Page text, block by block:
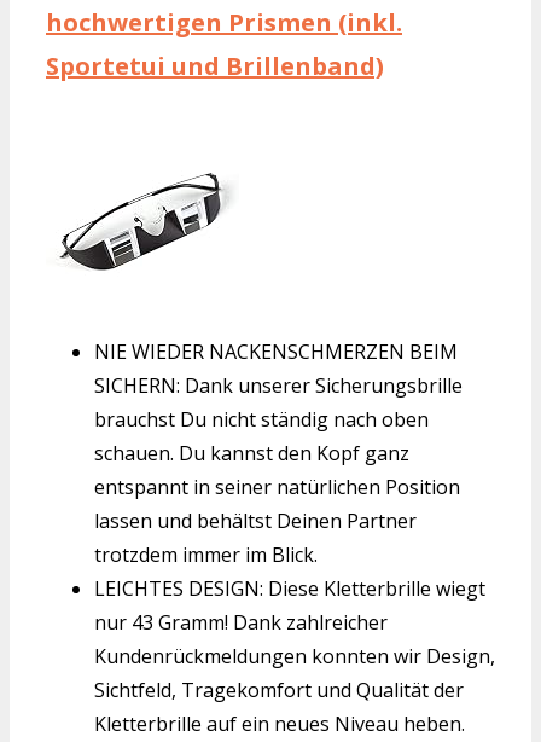
hochwertigen Prismen (inkl.
Sportetui und Brillenband)
NIE WIEDER NACKENSCHMERZEN BEIM
SICHERN: Dank unserer Sicherungsbrille
brauchst Du nicht ständig nach oben
schauen. Du kannst den Kopf ganz
entspannt in seiner natürlichen Position
lassen und behältst Deinen Partner
trotzdem immer im Blick.
LEICHTES DESIGN: Diese Kletterbrille wiegt
nur 43 Gramm! Dank zahlreicher
Kundenrückmeldungen konnten wir Design,
Sichtfeld, Tragekomfort und Qualität der
Kletterbrille auf ein neues Niveau heben.